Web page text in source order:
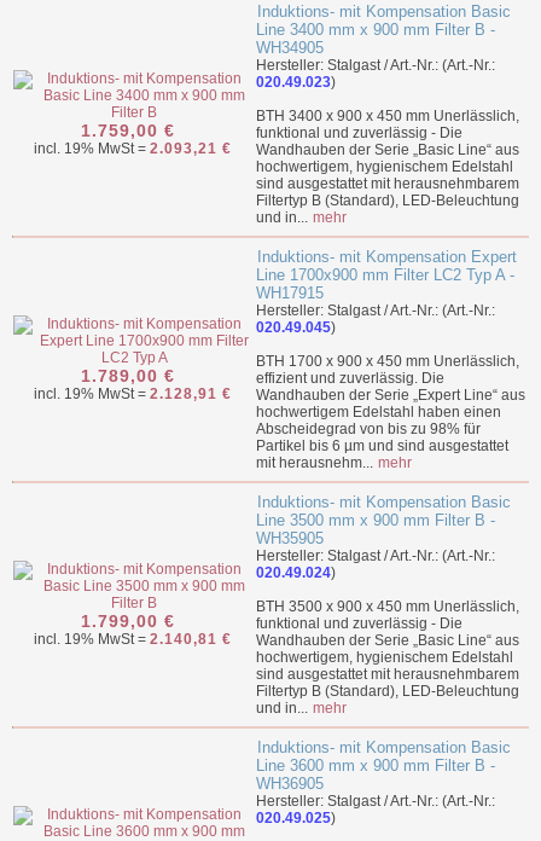
1.759,00 €
incl. 19% MwSt = 2.093,21 €
Induktions- mit Kompensation Basic
Line 3400 mm x 900 mm Filter B -
WH34905
Hersteller: Stalgast / Art.-Nr.: (Art.-Nr.:
020.49.023)
BTH 3400 x 900 x 450 mm Unerlässlich,
funktional und zuverlässig - Die
Wandhauben der Serie „Basic Line“ aus
hochwertigem, hygienischem Edelstahl
sind ausgestattet mit herausnehmbarem
Filtertyp B (Standard), LED-Beleuchtung
und in... mehr
1.789,00 €
incl. 19% MwSt = 2.128,91 €
Induktions- mit Kompensation Expert
Line 1700x900 mm Filter LC2 Typ A -
WH17915
Hersteller: Stalgast / Art.-Nr.: (Art.-Nr.:
020.49.045)
BTH 1700 x 900 x 450 mm Unerlässlich,
effizient und zuverlässig. Die
Wandhauben der Serie „Expert Line“ aus
hochwertigem Edelstahl haben einen
Abscheidegrad von bis zu 98% für
Partikel bis 6 µm und sind ausgestattet
mit herausnehm... mehr
1.799,00 €
incl. 19% MwSt = 2.140,81 €
Induktions- mit Kompensation Basic
Line 3500 mm x 900 mm Filter B -
WH35905
Hersteller: Stalgast / Art.-Nr.: (Art.-Nr.:
020.49.024)
BTH 3500 x 900 x 450 mm Unerlässlich,
funktional und zuverlässig - Die
Wandhauben der Serie „Basic Line“ aus
hochwertigem, hygienischem Edelstahl
sind ausgestattet mit herausnehmbarem
Filtertyp B (Standard), LED-Beleuchtung
und in... mehr
Induktions- mit Kompensation Basic
Line 3600 mm x 900 mm Filter B -
WH36905
Hersteller: Stalgast / Art.-Nr.: (Art.-Nr.:
020.49.025)